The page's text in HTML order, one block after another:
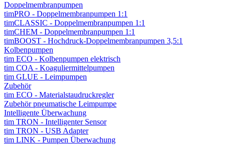
Doppelmembranpumpen
timPRO - Doppelmembranpumpen 1:1
timCLASSIC - Doppelmembranpumpen 1:1
timCHEM - Doppelmembranpumpen 1:1
timBOOST - Hochdruck-Doppelmembranpumpen 3,5:1
Kolbenpumpen
tim ECO - Kolbenpumpen elektrisch
tim COA - Koaguliermittelpumpen
tim GLUE - Leimpumpen
Zubehör
tim ECO - Materialstaudruckregler
Zubehör pneumatische Leimpumpe
Intelligente Überwachung
tim TRON - Intelligenter Sensor
tim TRON - USB Adapter
tim LINK - Pumpen Überwachung